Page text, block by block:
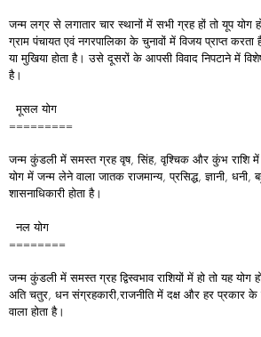
जन्म लग्र से लगातार चार स्थानों में सभी ग्रह हों तो यूप योग
ग्राम पंचायत एवं नगरपालिका के चुनावों में विजय प्राप्त
या मुखिया होता है। उसे दूसरों के आपसी विवाद निपटाने में
है।
मूसल योग
=========
जन्म कुंडली में समस्त ग्रह वृष, सिंह, वृश्चिक और कुंभ राशि में
योग में जन्म लेने वाला जातक राजमान्य, प्रसिद्ध, ज्ञानी, धनी,
शासनाधिकारी होता है।
नल योग
========
जन्म कुंडली में समस्त ग्रह द्विस्वभाव राशियों में हो तो यह
अति चतुर, धन संग्रहकारी,राजनीति में दक्ष और हर प्रकार
वाला होता है।